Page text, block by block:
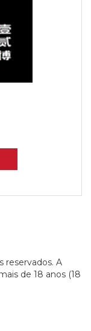
reservados. A
de 18 anos (18